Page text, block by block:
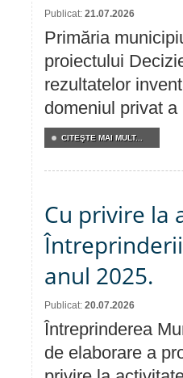
Publicat: 21.07.2026
Primăria
proiectului
rezultatelor
domeniul privat a
CITEŞTE MAI MULT...
Cu privire la
anul 2025.
Publicat: 20.07.2026
Întreprinderea
de elaborare a